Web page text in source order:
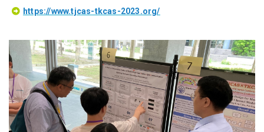
https://www.tjcas-tkcas-2023.org/